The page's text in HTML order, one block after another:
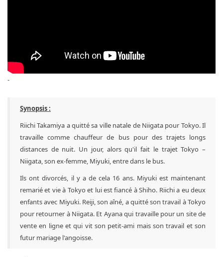
-
Synopsis :
Riichi Takamiya a quitté sa ville natale de Niigata pour Tokyo. Il
travaille comme chauffeur de bus pour des trajets longs
distances de nuit. Un jour, alors qu'il fait le trajet Tokyo –
Niigata, son ex-femme, Miyuki, entre dans le bus.
Ils ont divorcés, il y a de cela 16 ans. Miyuki est maintenant
remarié et vie à Tokyo et lui est fiancé à Shiho. Riichi a eu deux
enfants avec Miyuki. Reiji, son aîné, a quitté son travail à Tokyo
pour retourner à Niigata. Et Ayana qui travaille pour un site de
vente en ligne et qui vit son petit-ami mais son travail et son
futur mariage l'angoisse.